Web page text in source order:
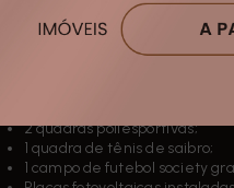
Brinquedoteca;
Playground;
Sauna seca e a vapor;
2 quadras poliesportivas;
1 quadra de tênis de saibro;
1 campo de futebol society